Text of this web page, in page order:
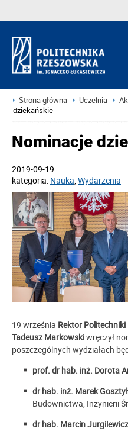
Strona główna Uczelnia
dziekańskie
Nominacje
2019-09-19
kategoria: Nauka,Wydarzenia
19 września Rektor
Tadeusz Markowskiwręczył
poszczególnych wydziałach
prof. dr hab. inż. Dorota
dr hab. inż. Marek
Budownictwa, Inżynierii
dr hab. Marcin